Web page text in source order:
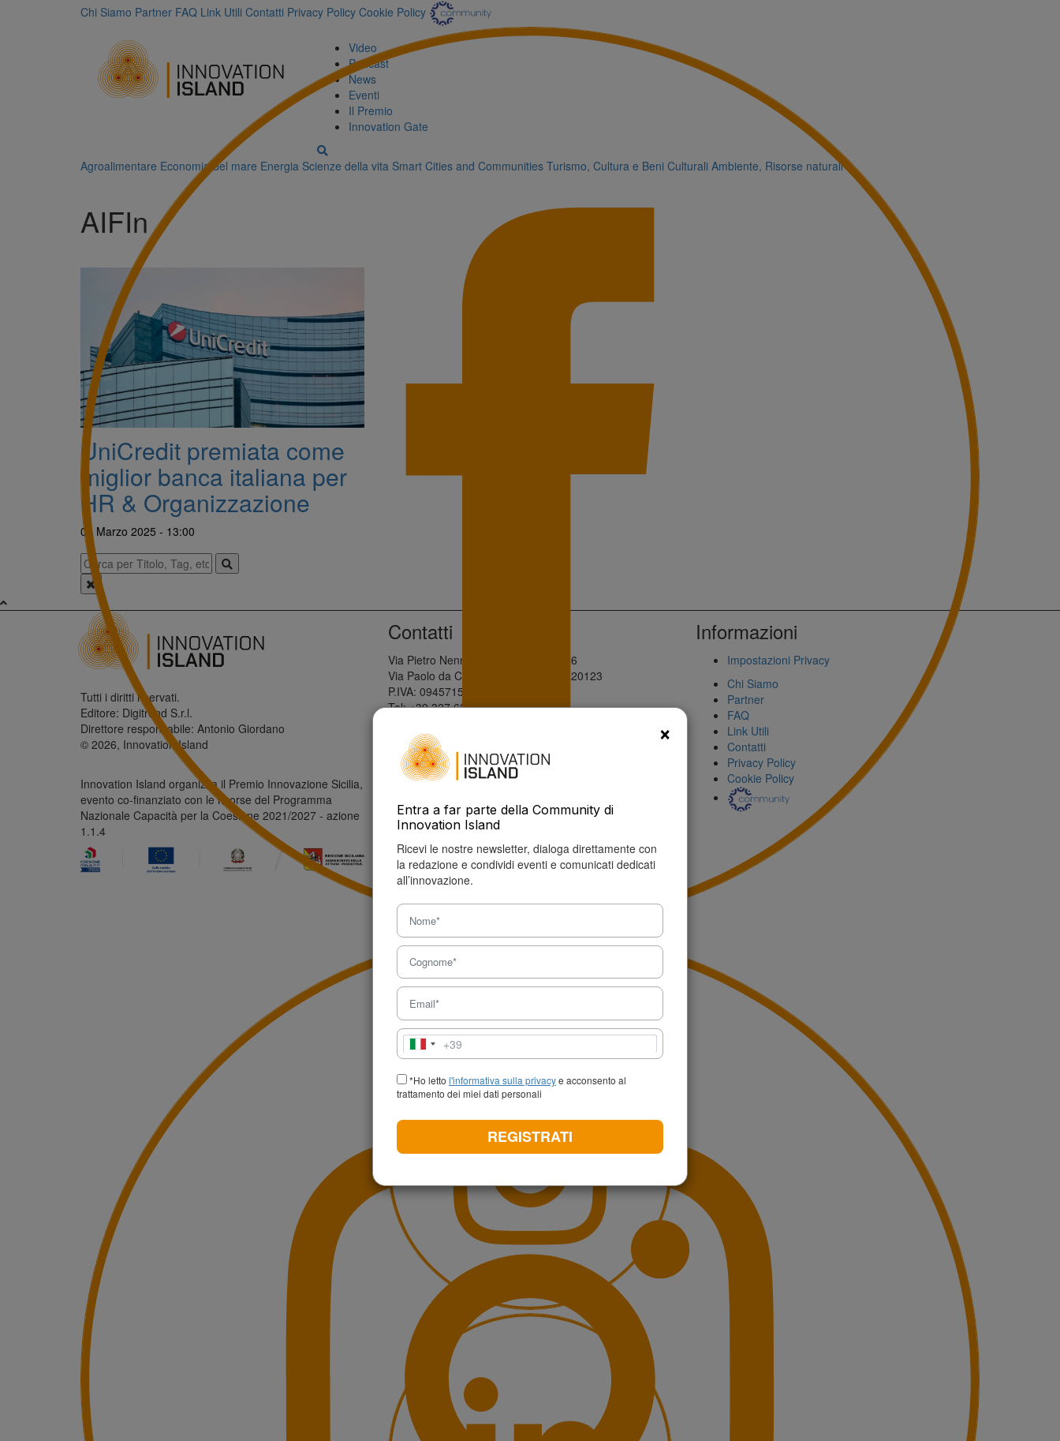
Chi Siamo Partner FAQ Link Utili Contatti Privacy Policy Cookie Policy
Video
Podcast
News
Eventi
Il Premio
Innovation Gate
Agroalimentare Economia del mare Energia Scienze della vita Smart Cities and Communities Turismo, Cultura e Beni Culturali Ambiente, Risorse naturali
AIFIn
UniCredit premiata come
miglior banca italiana per
HR & Organizzazione
06 Marzo 2025 - 13:00
Tutti i diritti riservati.
Editore: Digitrend S.r.l.
Direttore responsabile: Antonio Giordano
© 2026, Innovation Island
Innovation Island organizza il Premio Innovazione Sicilia,
evento co-finanziato con le risorse del Programma
Nazionale Capacità per la Coesione 2021/2027 - azione
1.1.4
Contatti
Via Pietro Nenni, 28 - Palermo, 90146
Via Paolo da Cannobio, 10 - Milano, 20123
P.IVA: 09457150960
Tel: +39 327 621 5632
Informazioni
Impostazioni Privacy
Chi Siamo
Partner
FAQ
Link Utili
Contatti
Privacy Policy
Cookie Policy
×
Entra a far parte della Community di
Innovation Island
Ricevi le nostre newsletter, dialoga direttamente con
la redazione e condividi eventi e comunicati dedicati
all’innovazione.
Italia
+39
+39
*Ho letto l'informativa sulla privacye acconsento al
trattamento dei miei dati personali
REGISTRATI